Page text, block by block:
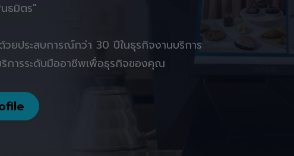
ธมิตร"
ยประสบการณ์กว่า 30 ปีในธุรกิจงานบริการ
การระดับมืออาชีพเพื่อธุรกิจของคุณ